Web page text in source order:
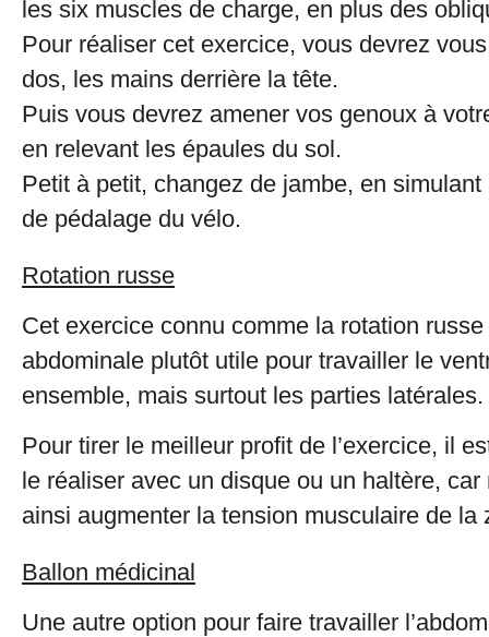
les six muscles de charge, en plus des
Pour réaliser cet exercice, vous devrez
dos, les mains derrière la tête.
Puis vous devrez amener vos genoux à
en relevant les épaules du sol.
Petit à petit, changez de jambe, en
de pédalage du vélo.
Rotation russe
Cet exercice connu comme la rotation
abdominale plutôt utile pour travailler le
ensemble, mais surtout les parties latérales.
Pour tirer le meilleur profit de l’exercice, il
le réaliser avec un disque ou un haltère, car
ainsi augmenter la tension musculaire de la
Ballon médicinal
Une autre option pour faire travailler